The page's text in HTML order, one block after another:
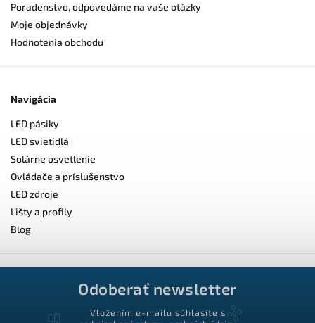
Poradenstvo, odpovedáme na vaše otázky
Moje objednávky
Hodnotenia obchodu
Navigácia
LED pásiky
LED svietidlá
Solárne osvetlenie
Ovládače a príslušenstvo
LED zdroje
Lišty a profily
Blog
Odoberať newsletter
Vložením e-mailu súhlasíte s